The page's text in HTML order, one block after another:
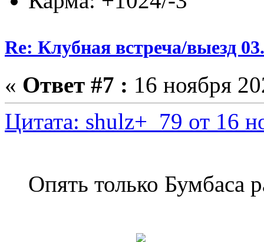
Re: Клубная встреча/выезд
« Ответ #7 : 16 ноября
Цитата: shulz+_79 от 16
Опять только Бумбаса